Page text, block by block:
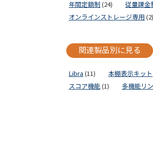
年間定額制 (24)
従量課金
オンラインストレージ専用 (2)
関連製品別に見る
Libra (11) 本棚表示キット
スコア機能 (1) 多機能リ